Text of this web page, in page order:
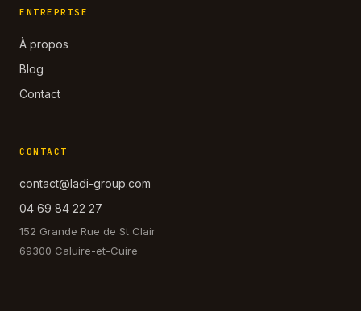
ENTREPRISE
À propos
Blog
Contact
CONTACT
contact@ladi-group.com
04 69 84 22 27
152 Grande Rue de St Clair
69300 Caluire-et-Cuire